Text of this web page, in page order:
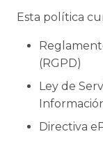
Esta política
(RGPD)
Ley de
Directiva